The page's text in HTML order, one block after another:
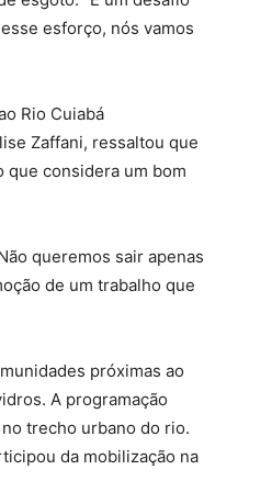
esforço, nós vamos
Rio Cuiabá
Zaffani, ressaltou que
considera um bom
queremos sair apenas
de um trabalho que
próximas ao
A programação
trecho urbano do rio.
da mobilização na